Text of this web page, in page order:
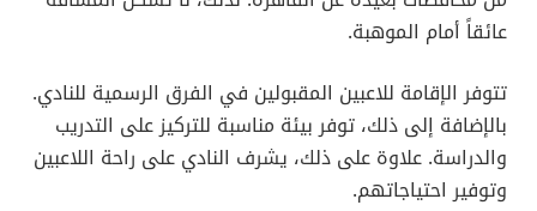
عائقاً أمام الموهبة.
تتوفر الإقامة للاعبين المقبولين في الفرق الرسمية للنادي.
بالإضافة إلى ذلك، توفر بيئة مناسبة للتركيز على التدريب
والدراسة. علاوة على ذلك، يشرف النادي على راحة اللاعبين
وتوفير احتياجاتهم.